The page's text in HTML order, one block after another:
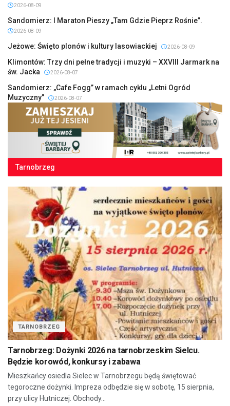
2026-08-09
Sandomierz: I Maraton Pieszy „Tam Gdzie Pieprz Rośnie”.
2026-08-09
Jeżowe: Święto plonów i kultury lasowiackiej 2026-08-09
Klimontów: Trzy dni pełne tradycji i muzyki – XXVIII Jarmark na
św. Jacka
2026-08-07
Sandomierz: „Cafe Fogg” w ramach cyklu „Letni Ogród
Muzyczny”
2026-08-07
Tarnobrzeg
TARNOBRZEG
Tarnobrzeg: Dożynki 2026 na tarnobrzeskim Sielcu.
Będzie korowód, konkursy i zabawa
Mieszkańcy osiedla Sielec w Tarnobrzegu będą świętować
tegoroczne dożynki. Impreza odbędzie się w sobotę, 15 sierpnia,
przy ulicy Hutniczej. Obchody...